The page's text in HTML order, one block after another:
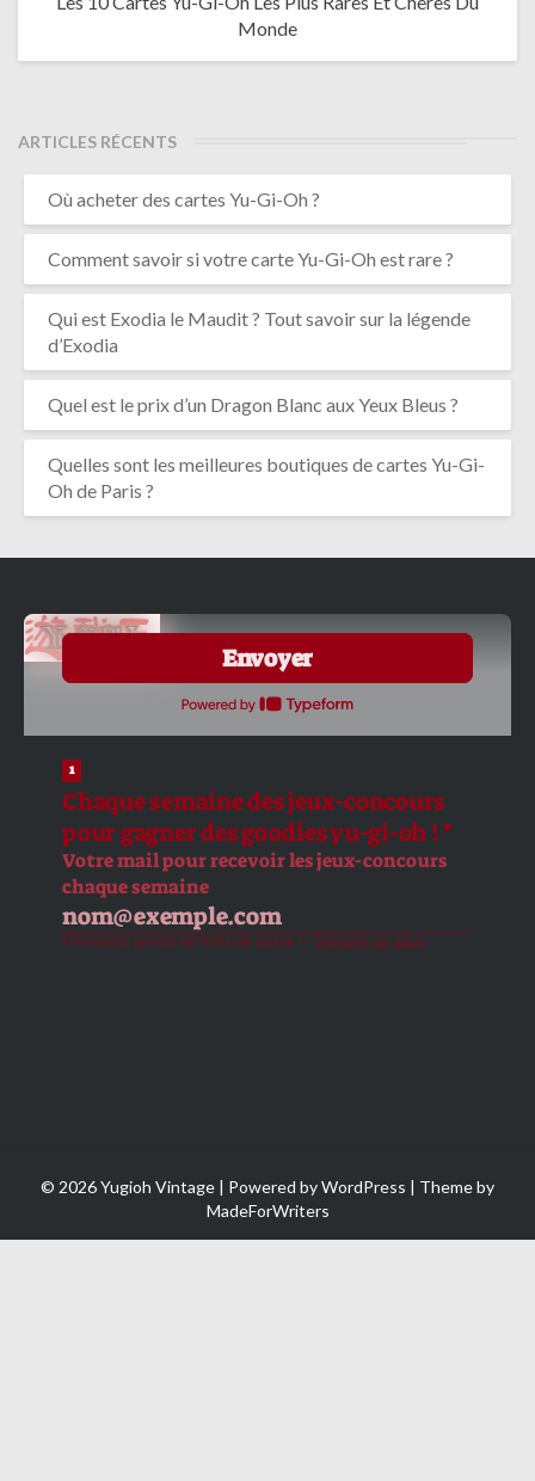
Monde
ARTICLES RÉCENTS
Où acheter des cartes Yu-Gi-Oh ?
Comment savoir si votre carte Yu-Gi-Oh est rare ?
Qui est Exodia le Maudit ? Tout savoir sur la légende
d’Exodia
Quel est le prix d’un Dragon Blanc aux Yeux Bleus ?
Quelles sont les meilleures boutiques de cartes Yu-Gi-
Oh de Paris ?
© 2026 Yugioh Vintage | Powered byWordPress | Theme by
MadeForWriters